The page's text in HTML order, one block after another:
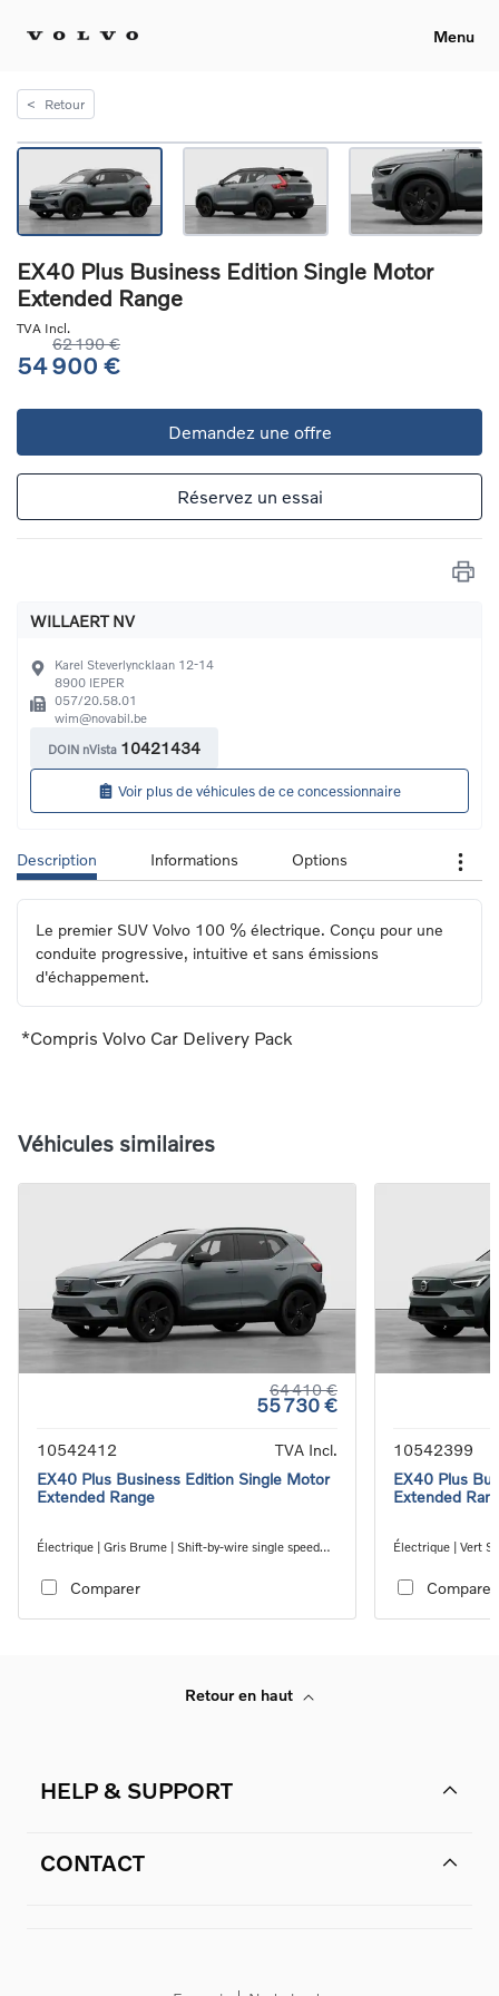
Menu
< Retour
EX40 Plus Business Edition Single Motor
Extended Range
TVA Incl.
62 190 €
54 900 €
Demandez une offre
Réservez un essai
WILLAERT NV
Karel Steverlyncklaan 12-14
8900 IEPER
057/20.58.01
wim@novabil.be
DOIN nVista 10421434
Voir plus de véhicules de ce concessionnaire
Description Informations Options
Le premier SUV Volvo 100 % électrique. Conçu pour une
conduite progressive, intuitive et sans émissions
d'échappement.
*Compris Volvo Car Delivery Pack
Véhicules similaires
64 410 €
55 730 €
10542412
TVA Incl.
EX40 Plus Business Edition Single Motor
Extended Range
Électrique | Gris Brume | Shift-by-wire single speed
Comparer
10542399
EX40 Plus
Extended
Électrique | Vert
Comparer
Retour en haut
HELP & SUPPORT
CONTACT